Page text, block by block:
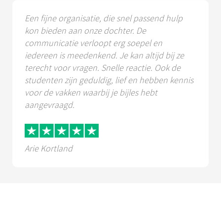
Een fijne organisatie, die snel passend hulp
kon bieden aan onze dochter. De
communicatie verloopt erg soepel en
iedereen is meedenkend. Je kan altijd bij ze
terecht voor vragen. Snelle reactie. Ook de
studenten zijn geduldig, lief en hebben kennis
voor de vakken waarbij je bijles hebt
aangevraagd.
Arie Kortland